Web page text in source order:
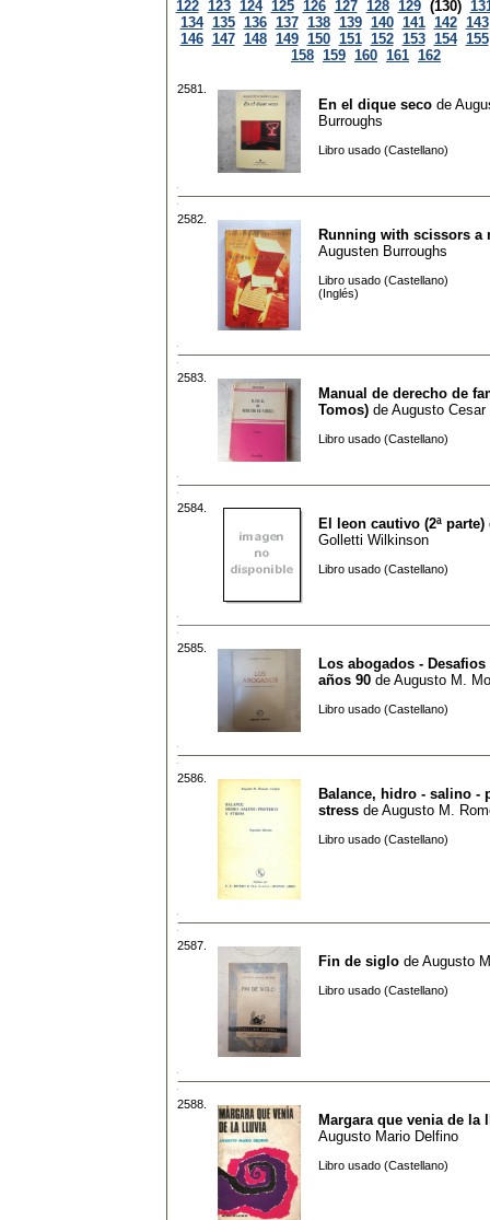
122 123 124 125 126 127 128 129 (130)
134 135 136 137 138 139 140 141 142 143
146 147 148 149 150 151 152 153 154 155
158 159 160 161 162
2581.
En el dique seco de
Burroughs
Libro usado (Castellano)
2582.
Running with scissors a
Augusten Burroughs
Libro usado (Castellano)
(Inglés)
2583.
Manual de derecho de
Tomos) de Augusto
Libro usado (Castellano)
2584.
El leon cautivo (2ª parte)
Golletti Wilkinson
Libro usado (Castellano)
2585.
Los abogados -
años 90 de Augusto M.
Libro usado (Castellano)
2586.
Balance, hidro - salino -
stress de Augusto M.
Libro usado (Castellano)
2587.
Fin de siglo de Augusto
Libro usado (Castellano)
2588.
Margara que venia de la
Augusto Mario Delfino
Libro usado (Castellano)